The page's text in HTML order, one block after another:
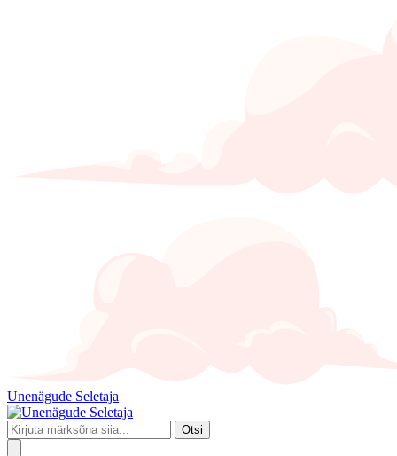
Unenägude Seletaja
Otsi